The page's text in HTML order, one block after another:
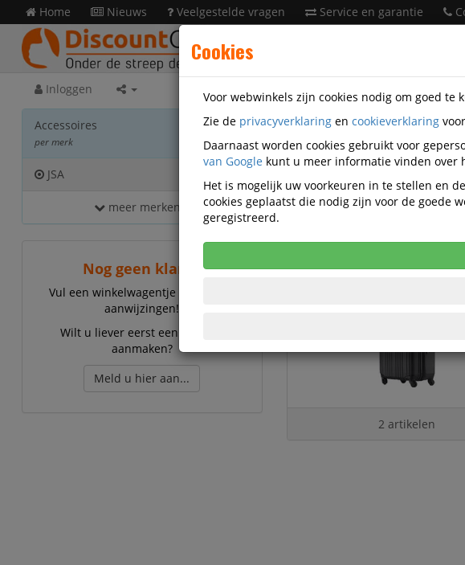
Home Nieuws Veelgestelde vragen Service en garantie
Inloggen
Accessoires
per merk
JSA
meer merken...
Nog geen klant?
Vul een winkelwagentje en volg de
aanwijzingen!
Wilt u liever eerst een account
aanmaken?
Meld u hier aan...
Accessoires JSA
2 artikelen
Cookies
Voor webwinkels zijn cookies nodig om goed
Zie de privacyverklaring en cookieverklaring
Daarnaast worden cookies gebruikt voor
van Google kunt u meer informatie vinden over
Het is mogelijk uw voorkeuren in te stellen en
cookies geplaatst die nodig zijn voor de goede
geregistreerd.